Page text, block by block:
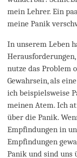
mein Lehrer. Ein
meine Panik
In unserem Leben
nutze das Problem
Gewahrsein, als
ich beispielsweise
meinen Atem. Ich
über die Panik.
Empfindungen in
Empfindungen
Panik und sind uns